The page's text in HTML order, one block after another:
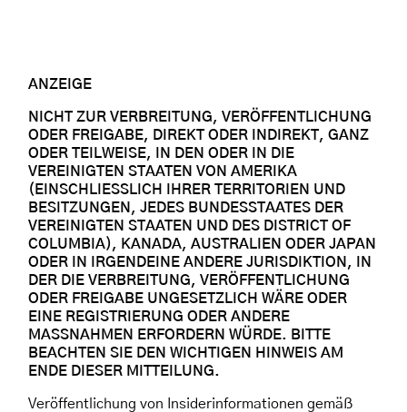
ANZEIGE
NICHT ZUR VERBREITUNG, VERÖFFENTLICHUNG
ODER FREIGABE, DIREKT ODER INDIREKT, GANZ
ODER TEILWEISE, IN DEN ODER IN DIE
VEREINIGTEN STAATEN VON AMERIKA
(EINSCHLIESSLICH IHRER TERRITORIEN UND
BESITZUNGEN, JEDES BUNDESSTAATES DER
VEREINIGTEN STAATEN UND DES DISTRICT OF
COLUMBIA), KANADA, AUSTRALIEN ODER JAPAN
ODER IN IRGENDEINE ANDERE JURISDIKTION, IN
DER DIE VERBREITUNG, VERÖFFENTLICHUNG
ODER FREIGABE UNGESETZLICH WÄRE ODER
EINE REGISTRIERUNG ODER ANDERE
MASSNAHMEN ERFORDERN WÜRDE. BITTE
BEACHTEN SIE DEN WICHTIGEN HINWEIS AM
ENDE DIESER MITTEILUNG.
Veröffentlichung von Insiderinformationen gemäß